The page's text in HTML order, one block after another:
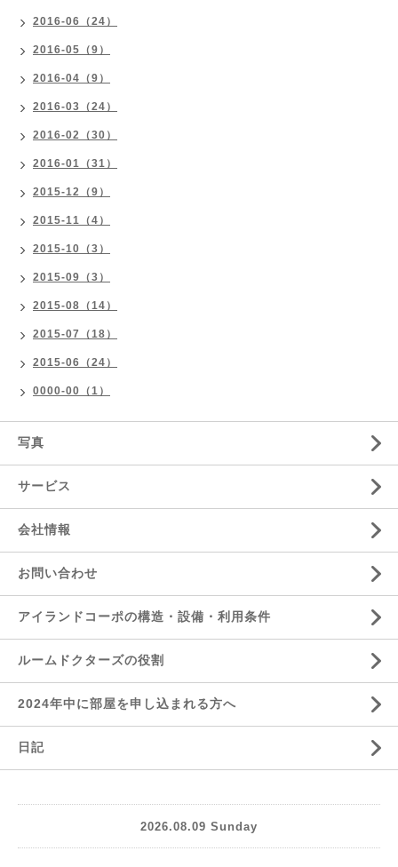
2016-06（24）
2016-05（9）
2016-04（9）
2016-03（24）
2016-02（30）
2016-01（31）
2015-12（9）
2015-11（4）
2015-10（3）
2015-09（3）
2015-08（14）
2015-07（18）
2015-06（24）
0000-00（1）
写真
サービス
会社情報
お問い合わせ
アイランドコーポの構造・設備・利用条件
ルームドクターズの役割
2024年中に部屋を申し込まれる方へ
日記
2026.08.09 Sunday